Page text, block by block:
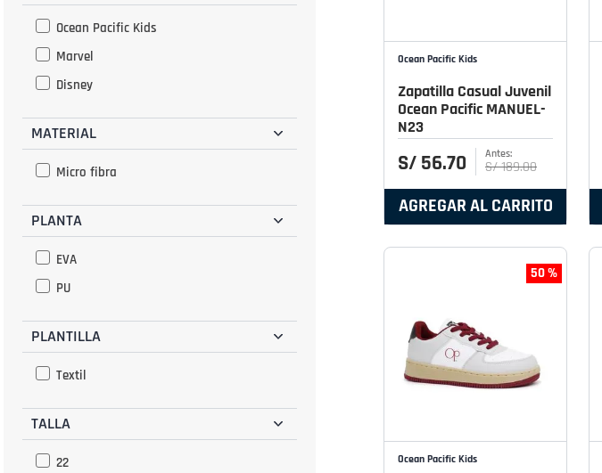
Ocean Pacific Kids
Marvel
Disney
MATERIAL
Micro fibra
PLANTA
EVA
PU
PLANTILLA
Textil
TALLA
22
Ocean Pacific Kids
Zapatilla Casual Juvenil
Ocean Pacific MANUEL-
N23
S/ 56.70 S/189.00
AGREGAR AL CARRITO
50 %
Ocean Pacific Kids